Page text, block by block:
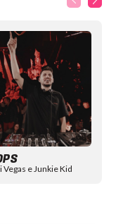
e Junkie Kid